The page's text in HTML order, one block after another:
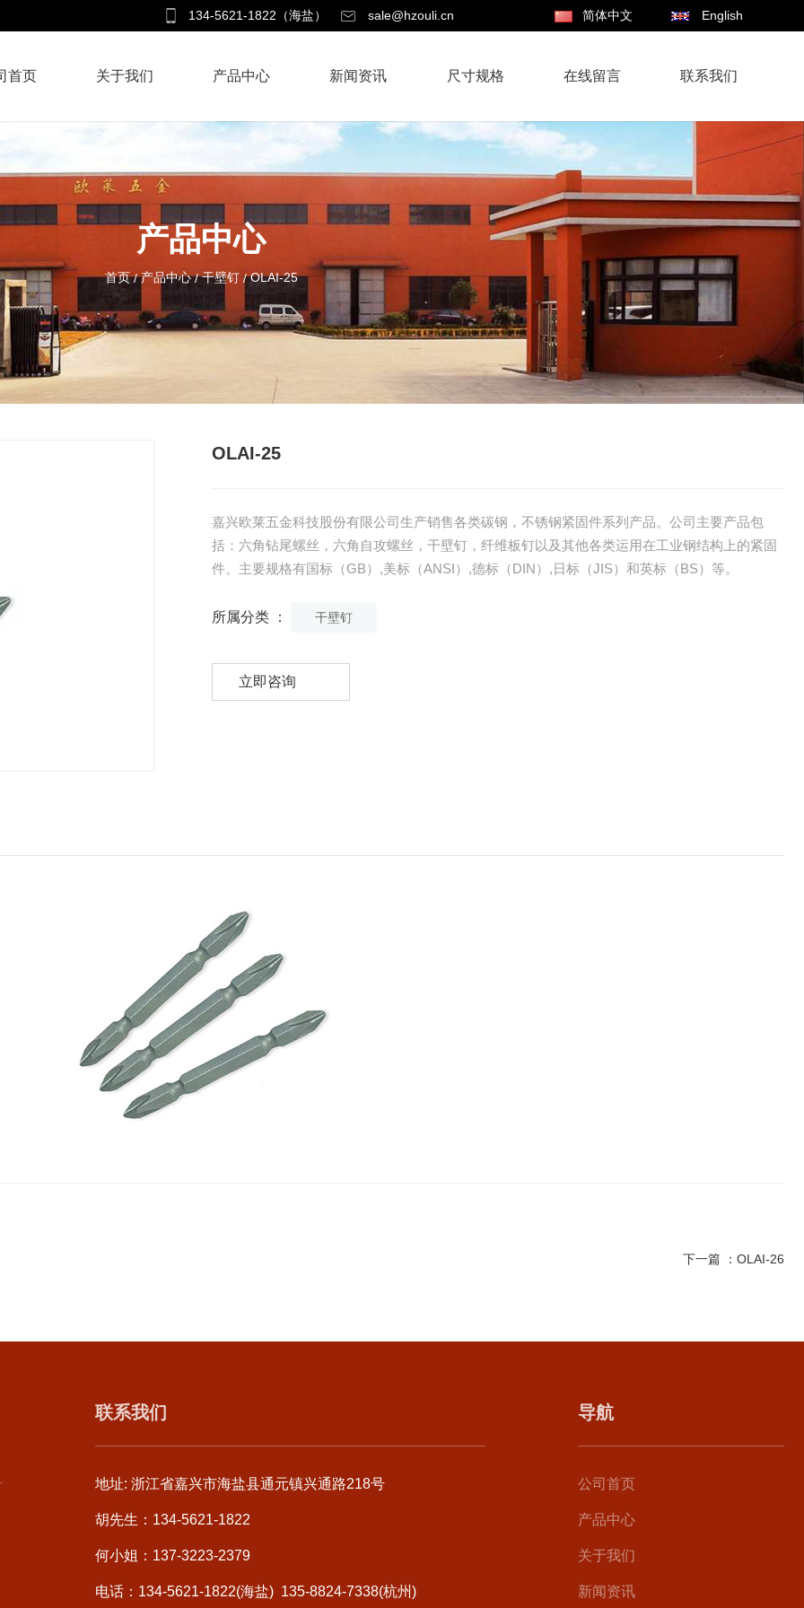
134-5621-1822（海盐） sale@hzouli.cn 简体中文 English
首页 关于我们 产品中心 新闻资讯 尺寸规格 在线留言 联系我们
产品中心
首页/产品中心 /干壁钉 /OLAI-25
OLAI-25
嘉兴欧莱五金科技股份有限公司生产销售各类碳钢，不锈钢紧固件系列产品。公司主要产品包
括：六角钻尾螺丝，六角自攻螺丝，干壁钉，纤维板钉以及其他各类运用在工业钢结构上的紧固
件。主要规格有国标（GB）,美标（ANSI）,德标（DIN）,日标（JIS）和英标（BS）等。
所属分类 ： 干壁钉
立即咨询
下一篇 ： OLAI-26
联系我们
地址: 浙江省嘉兴市海盐县通元镇兴通路218号
胡先生：134-5621-1822
何小姐：137-3223-2379
电话：134-5621-1822(海盐) 135-8824-7338(杭州)
导航
公司首页
产品中心
关于我们
新闻资讯